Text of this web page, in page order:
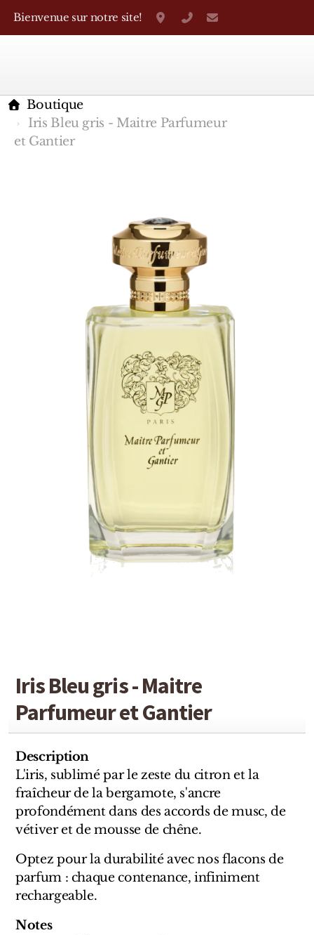
Bienvenue sur notre site! Grand-Rue 38, Genève
+41 22 310 38 75
Boutique
Iris Bleu gris - Maitre Parfumeur
et Gantier
Iris Bleu gris - Maitre
Parfumeur et Gantier
Description
L'iris, sublimé par le zeste du citron et la
fraîcheur de la bergamote, s'ancre
profondément dans des accords de musc, de
vétiver et de mousse de chêne.
Optez pour la durabilité avec nos flacons de
parfum : chaque contenance, infiniment
rechargeable.
Notes
Maitre Parfumeur et Gantier
Stéphane Humbert Lucas
The Different Company
Perris Monte-carlo
Marques Italiennes
Eau D'Italie
Santa Maria Novella
Profumum Roma
Marques Suisses
Créateur Olfactif Genève
Pernoire
Sam William